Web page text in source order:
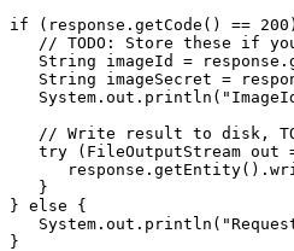
if (response.getCode() ==
// TODO: Store these if
String imageId =
String imageSecret =
// Write result to disk,
try (FileOutputStream out
   }
} else {